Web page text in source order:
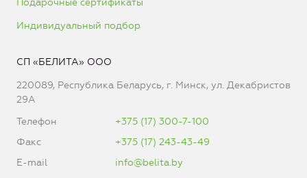
Подарочные сертификаты
Индивидуальный подбор
СП «БЕЛИТА» ООО
220089, Республика Беларусь, г. Минск, ул. Декабристов
29А
Телефон
+375 (17) 300-7-100
Факс
+375 (17) 243-43-49
E-mail
info@belita.by